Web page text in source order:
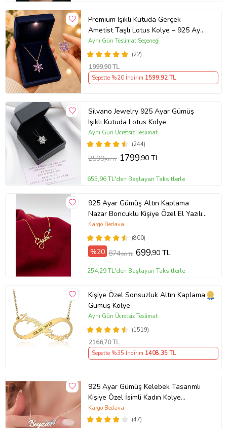
Premium Işıklı Kutuda Gerçek
Ametist Taşlı Lotus Kolye – 925 Ayar
Gümüş Kadın Kolye
(22)
Aynı Gün Teslimat Seçeneği
1999,90 TL
Sepette %20 İndirim 1599,92 TL
Silvano Jewelry 925 Ayar Gümüş
Işıklı Kutuda Lotus Kolye
(244)
Aynı Gün Ücretsiz Teslimat
2599,86 TL 1799,90 TL
653,96 TL'den Başlayan Taksitlerle
925 Ayar Gümüş Altın Kaplama
Nazar Boncuklu Kişiye Özel El Yazılı
Kolye (Sarı)
(800)
Kargo Bedava
%20 874,90 TL 699,90 TL
254,29 TL'den Başlayan Taksitlerle
Kişiye Özel Sonsuzluk Altın Kaplama
Gümüş Kolye
(1519)
Aynı Gün Ücretsiz Teslimat
2166,70 TL
Sepette %35 İndirim 1408,35 TL
925 Ayar Gümüş Kelebek Tasarımlı
Kişiye Özel İsimli Kadın Kolye
Anneye Hediye,Sevgiliye
Hediye,Arkadaşa Hediye,Doğum
(47)
Kargo Bedava